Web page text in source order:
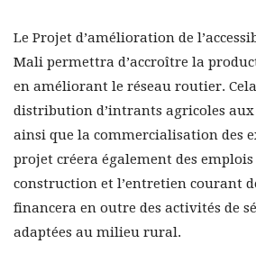
Le Projet d’amélioration de
Mali permettra d’accroître la
en améliorant le réseau routier.
distribution d’intrants agricoles
ainsi que la commercialisation des
projet créera également des
construction et l’entretien courant
financera en outre des activités de
adaptées au milieu rural.